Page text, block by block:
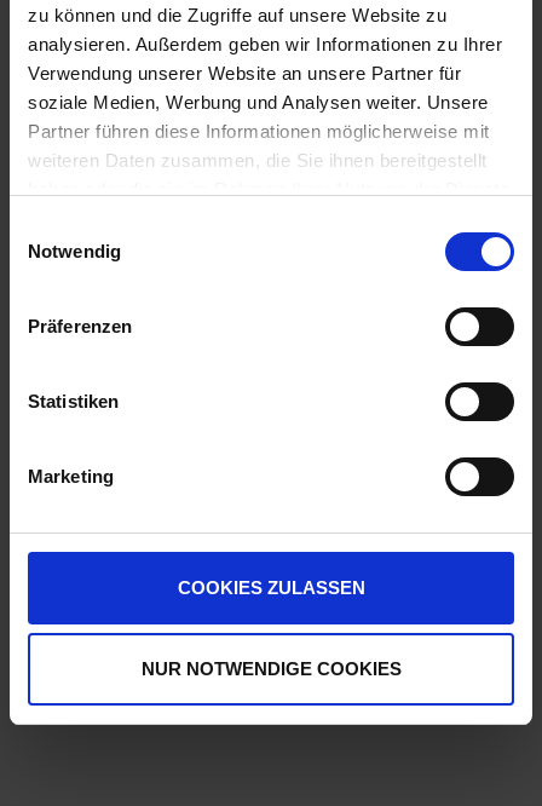
zu können und die Zugriffe auf unsere Website zu
analysieren. Außerdem geben wir Informationen zu Ihrer
Verwendung unserer Website an unsere Partner für
soziale Medien, Werbung und Analysen weiter. Unsere
Partner führen diese Informationen möglicherweise mit
weiteren Daten zusammen, die Sie ihnen bereitgestellt
Notwendig
Präferenzen
Statistiken
Marketing
COOKIES ZULASSEN
NUR NOTWENDIGE COOKIES
8,69 € inkl. 19% MwSt.,zzgl. Versandkosten
Auf Lager
Lieferung voraussichtlichab Dienstag, 11. August 2026
Bestellmenge
Rabatt / neuer
ab 50 Stück
QTY_CONTROL_DECREASE
IN DEN WARENKORB
ZUR VERGLEICHSLISTE HINZUFÜGEN
Herstellerinformationen (GPSR)
K+S Aktiengesellschaft